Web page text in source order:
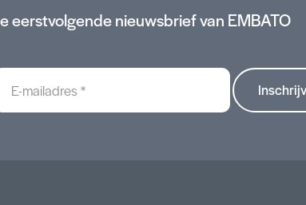
eerstvolgende nieuwsbrief van EMBATO